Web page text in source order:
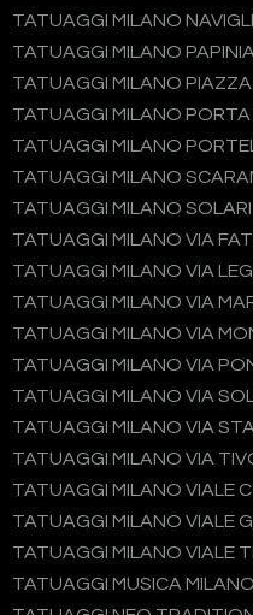
TATUAGGI MILANO
TATUAGGI MILANO
TATUAGGI MILANO PIAZZA
TATUAGGI MILANO
TATUAGGI MILANO
TATUAGGI MILANO
TATUAGGI MILANO SOLARI
TATUAGGI MILANO VIA
TATUAGGI MILANO VIA
TATUAGGI MILANO VIA
TATUAGGI MILANO VIA
TATUAGGI MILANO VIA
TATUAGGI MILANO VIA
TATUAGGI MILANO VIA
TATUAGGI MILANO VIA
TATUAGGI MILANO VIALE
TATUAGGI MILANO VIALE
TATUAGGI MILANO VIALE
TATUAGGI MUSICA MILANO